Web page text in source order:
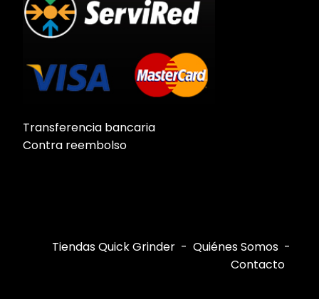
Transferencia bancaria
Contra reembolso
Tiendas Quick Grinder
Quiénes Somos
Contacto